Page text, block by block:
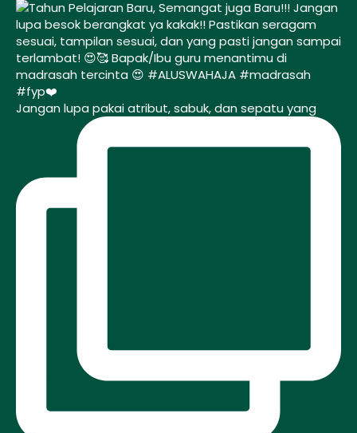
Jangan lupa pakai atribut, sabuk, dan sepatu yang